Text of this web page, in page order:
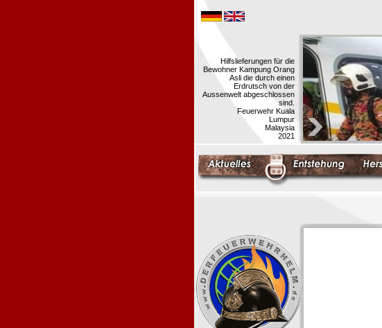
Hilfslieferungen für die
Bewohner Kampung Orang
Asli die durch einen
Erdrutsch von der
Aussenwelt abgeschlossen
sind.
Feuerwehr Kuala
Lumpur
Malaysia
2021